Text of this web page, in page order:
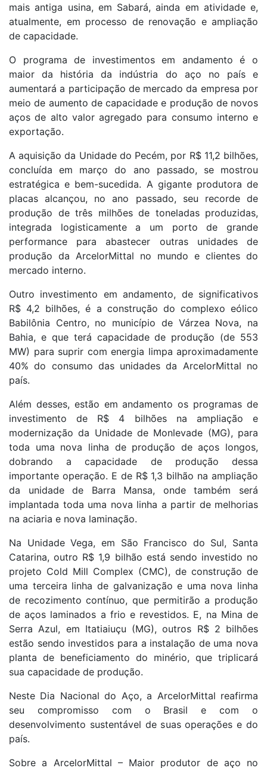
mais antiga usina, em Sabará, ainda em atividade e,
atualmente, em processo de renovação e ampliação
de capacidade.
O programa de investimentos em andamento é o
maior da história da indústria do aço no país e
aumentará a participação de mercado da empresa por
meio de aumento de capacidade e produção de novos
aços de alto valor agregado para consumo interno e
exportação.
A aquisição da Unidade do Pecém, por R$ 11,2 bilhões,
concluída em março do ano passado, se mostrou
estratégica e bem-sucedida. A gigante produtora de
placas alcançou, no ano passado, seu recorde de
produção de três milhões de toneladas produzidas,
integrada logisticamente a um porto de grande
performance para abastecer outras unidades de
produção da ArcelorMittal no mundo e clientes do
mercado interno.
Outro investimento em andamento, de significativos
R$ 4,2 bilhões, é a construção do complexo eólico
Babilônia Centro, no município de Várzea Nova, na
Bahia, e que terá capacidade de produção (de 553
MW) para suprir com energia limpa aproximadamente
40% do consumo das unidades da ArcelorMittal no
país.
Além desses, estão em andamento os programas de
investimento de R$ 4 bilhões na ampliação e
modernização da Unidade de Monlevade (MG), para
toda uma nova linha de produção de aços longos,
dobrando a capacidade de produção dessa
importante operação. E de R$ 1,3 bilhão na ampliação
da unidade de Barra Mansa, onde também será
implantada toda uma nova linha a partir de melhorias
na aciaria e nova laminação.
Na Unidade Vega, em São Francisco do Sul, Santa
Catarina, outro R$ 1,9 bilhão está sendo investido no
projeto Cold Mill Complex (CMC), de construção de
uma terceira linha de galvanização e uma nova linha
de recozimento contínuo, que permitirão a produção
de aços laminados a frio e revestidos. E, na Mina de
Serra Azul, em Itatiaiuçu (MG), outros R$ 2 bilhões
estão sendo investidos para a instalação de uma nova
planta de beneficiamento do minério, que triplicará
sua capacidade de produção.
Neste Dia Nacional do Aço, a ArcelorMittal reafirma
seu compromisso com o Brasil e com o
desenvolvimento sustentável de suas operações e do
país.
Sobre a ArcelorMittal – Maior produtor de aço no